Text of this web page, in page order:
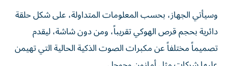
وسيأتي الجهاز، بحسب المعلومات المتداولة، على شكل حلقة
دائرية بحجم قرص الهوكي تقريباً، ومن دون شاشة، ليقدم
تصميماً مختلفاً عن مكبرات الصوت الذكية الحالية التي تهيمن